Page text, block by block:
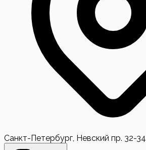
Санкт-Петербург, Невский пр. 32-34